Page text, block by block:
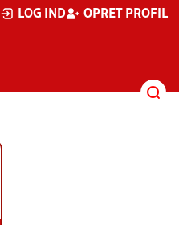
LOG IND OPRET PROFIL